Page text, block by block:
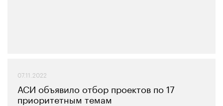
07.11.2022
АСИ объявило отбор проектов по 17
приоритетным темам